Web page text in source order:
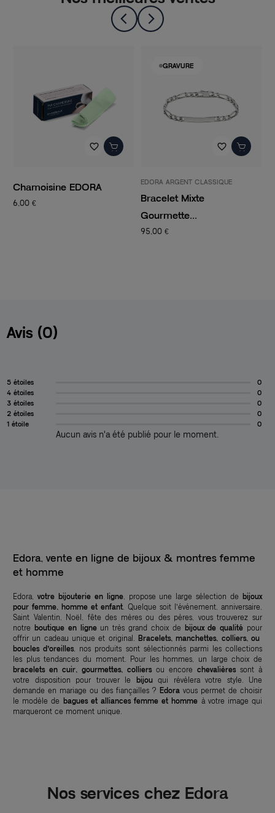
favorite_border
Chamoisine EDORA
6,00 €
GRAVURE
favorite_border
EDORA ARGENT CLASSIQUE
Bracelet Mixte
Gourmette...
95,00 €
Avis (0)
5 étoiles
0
4 étoiles
0
3 étoiles
0
2 étoiles
0
1 étoile
0
Aucun avis n'a été publié pour le moment.
Edora, vente en ligne de bijoux & montres femme
et homme
Edora, votre bijouterie en ligne, propose une large sélection debijoux
pour femme, homme et enfant . Quelque soit l’événement, anniversaire,
Saint Valentin, Noël, fête des mères ou des pères, vous trouverez sur
notre boutique en ligneun très grand choix de bijoux de qualité pour
offrir un cadeau unique et original. Bracelets, manchettes, colliers, ou
boucles d’oreilles, nos produits sont sélectionnés parmi les collections
les plus tendances du moment. Pour les hommes, un large choix de
bracelets en cuir, gourmettes, colliersou encore chevalièressont à
votre disposition pour trouver le bijouqui révèlera votre style. Une
demande en mariage ou des fiançailles ?Edora vous permet de choisir
le modèle de bagues et alliances femme et homme à votre image qui
marqueront ce moment unique.
Nos services chez Edora